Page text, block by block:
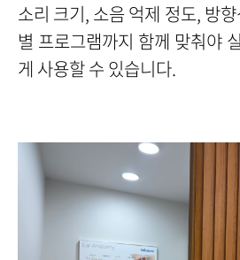
소리 크기, 소음 억제 정도, 방
별 프로그램까지 함께 맞춰야
게 사용할 수 있습니다.